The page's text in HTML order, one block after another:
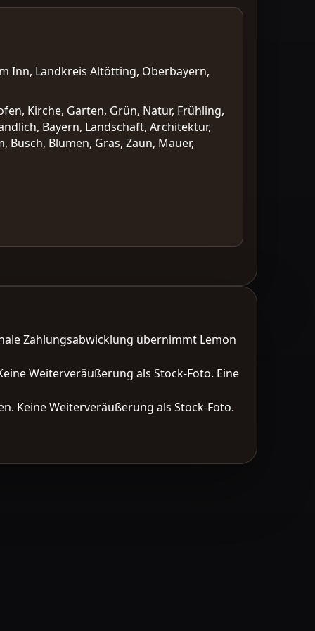
Inn, Landkreis Altötting, Oberbayern,
Kirche, Garten, Grün, Natur, Frühling,
Bayern, Landschaft, Architektur,
Blumen, Gras, Zaun, Mauer,
Zahlungsabwicklung übernimmt Lemon
Weiterveräußerung als Stock-Foto. Eine
Keine Weiterveräußerung als Stock-Foto.